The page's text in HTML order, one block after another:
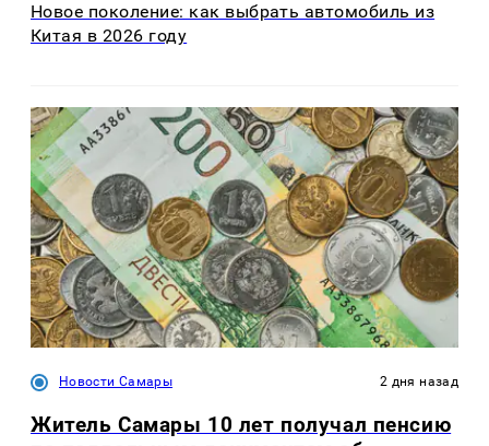
Новое поколение: как выбрать автомобиль из
Китая в 2026 году
Новости Самары 2 дня назад
Житель Самары 10 лет получал пенсию